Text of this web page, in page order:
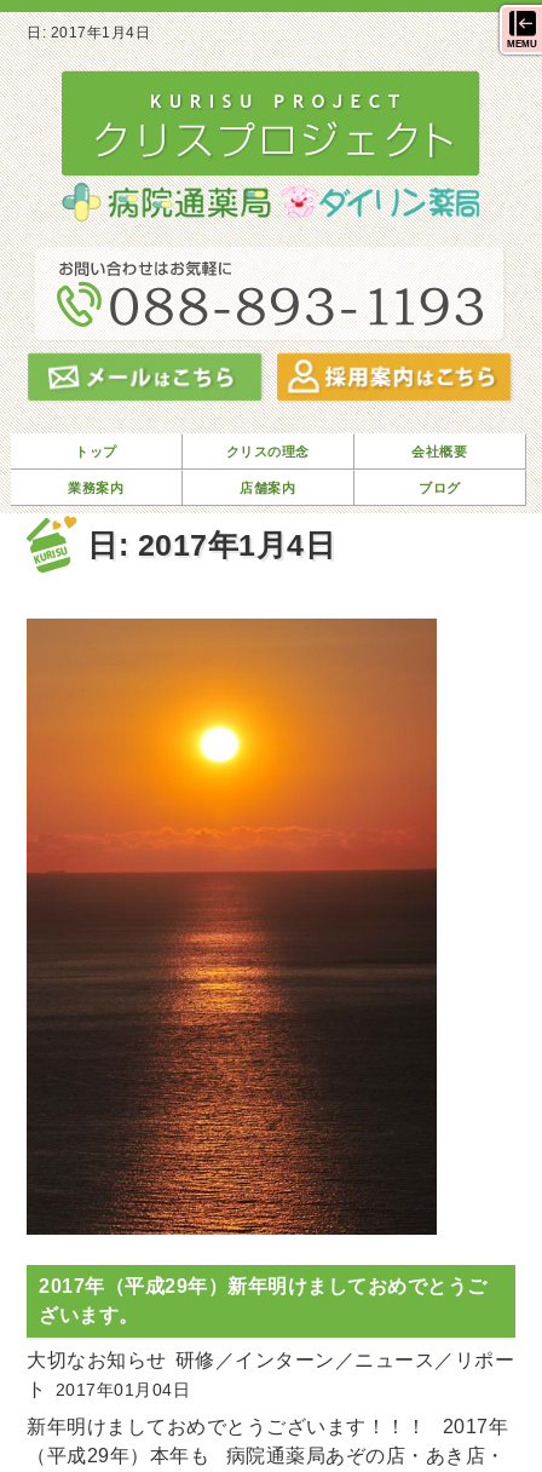
日:2017年1月4日
MEMU
トップ クリスの理念 会社概要
業務案内 店舗案内 ブログ
日: 2017年1月4日
2017年（平成29年）新年明けましておめでとうご
ざいます。
大切なお知らせ 研修／インターン／ニュース／リポー
ト
2017年01月04日
新年明けましておめでとうございます！！！ 2017年
（平成29年）本年も 病院通薬局あぞの店・あき店・